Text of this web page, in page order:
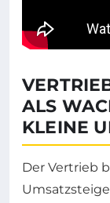
ALS
KLEINE
Der Vertrieb